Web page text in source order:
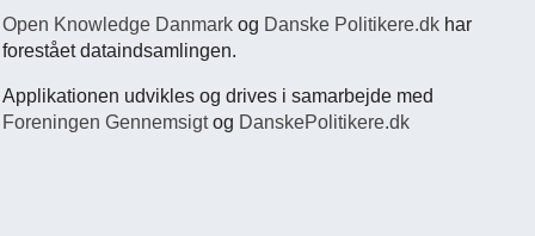
Open Knowledge Danmark og Danske Politikere.dk har
forestået dataindsamlingen.
Applikationen udvikles og drives i samarbejde med
Foreningen Gennemsigtog DanskePolitikere.dk